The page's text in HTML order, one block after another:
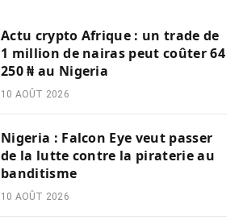
Actu crypto Afrique : un trade de
1 million de nairas peut coûter 64
250 ₦ au Nigeria
10 AOÛT 2026
Nigeria : Falcon Eye veut passer
de la lutte contre la piraterie au
banditisme
10 AOÛT 2026